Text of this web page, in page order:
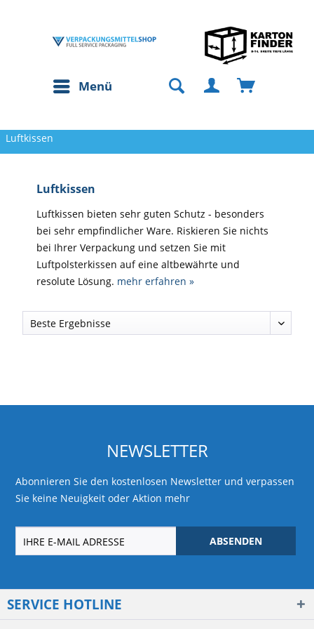
Menü
Luftkissen
Luftkissen
Luftkissen bieten sehr guten Schutz - besonders
bei sehr empfindlicher Ware. Riskieren Sie nichts
bei Ihrer Verpackung und setzen Sie mit
Luftpolsterkissen auf eine altbewährte und
resolute Lösung. mehr erfahren »
NEWSLETTER
Abonnieren Sie den kostenlosen Newsletter und verpassen
Sie keine Neuigkeit oder Aktion mehr
ABSENDEN
SERVICE HOTLINE